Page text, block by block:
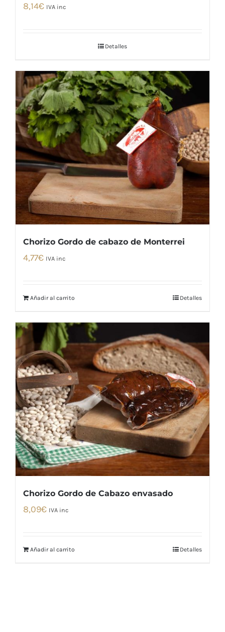
8,14€ IVA inc
Detalles
Chorizo Gordo de cabazo de Monterrei
4,77€ IVA inc
Añadir al carrito Detalles
Chorizo Gordo de Cabazo envasado
8,09€ IVA inc
Añadir al carrito Detalles